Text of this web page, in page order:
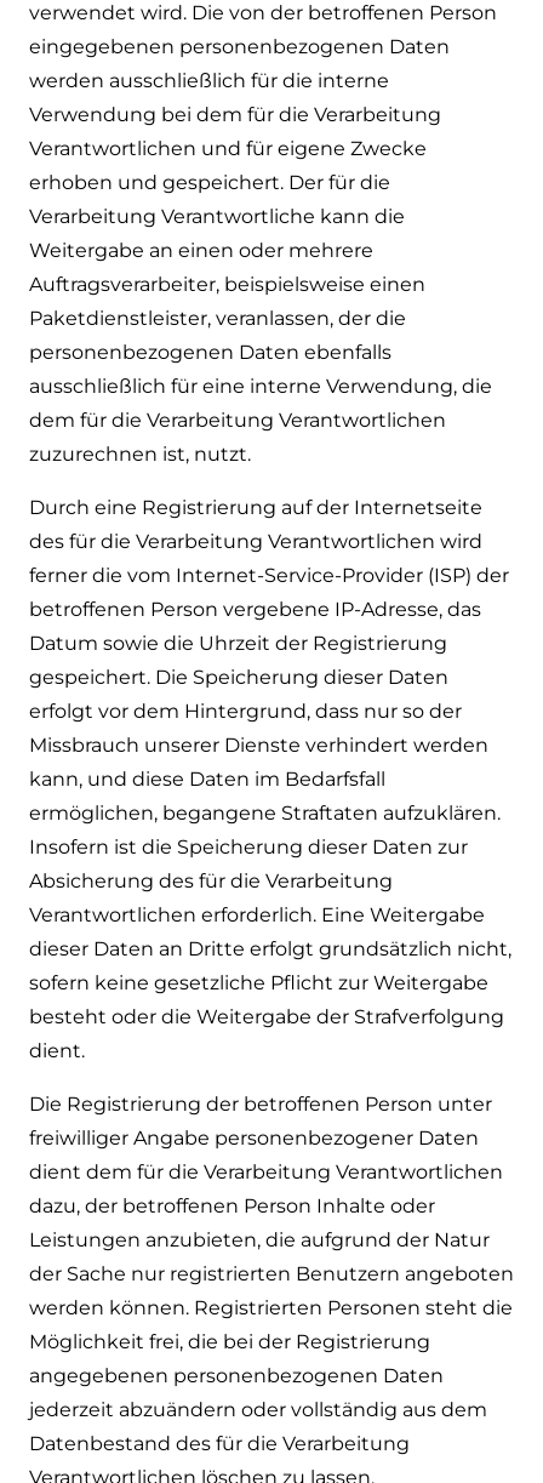
verwendet wird. Die von der betroffenen Person
eingegebenen personenbezogenen Daten
werden ausschließlich für die interne
Verwendung bei dem für die Verarbeitung
Verantwortlichen und für eigene Zwecke
erhoben und gespeichert. Der für die
Verarbeitung Verantwortliche kann die
Weitergabe an einen oder mehrere
Auftragsverarbeiter, beispielsweise einen
Paketdienstleister, veranlassen, der die
personenbezogenen Daten ebenfalls
ausschließlich für eine interne Verwendung, die
dem für die Verarbeitung Verantwortlichen
zuzurechnen ist, nutzt.
Durch eine Registrierung auf der Internetseite
des für die Verarbeitung Verantwortlichen wird
ferner die vom Internet-Service-Provider (ISP) der
betroffenen Person vergebene IP-Adresse, das
Datum sowie die Uhrzeit der Registrierung
gespeichert. Die Speicherung dieser Daten
erfolgt vor dem Hintergrund, dass nur so der
Missbrauch unserer Dienste verhindert werden
kann, und diese Daten im Bedarfsfall
ermöglichen, begangene Straftaten aufzuklären.
Insofern ist die Speicherung dieser Daten zur
Absicherung des für die Verarbeitung
Verantwortlichen erforderlich. Eine Weitergabe
dieser Daten an Dritte erfolgt grundsätzlich nicht,
sofern keine gesetzliche Pflicht zur Weitergabe
besteht oder die Weitergabe der Strafverfolgung
dient.
Die Registrierung der betroffenen Person unter
freiwilliger Angabe personenbezogener Daten
dient dem für die Verarbeitung Verantwortlichen
dazu, der betroffenen Person Inhalte oder
Leistungen anzubieten, die aufgrund der Natur
der Sache nur registrierten Benutzern angeboten
werden können. Registrierten Personen steht die
Möglichkeit frei, die bei der Registrierung
angegebenen personenbezogenen Daten
jederzeit abzuändern oder vollständig aus dem
Datenbestand des für die Verarbeitung
Verantwortlichen löschen zu lassen.